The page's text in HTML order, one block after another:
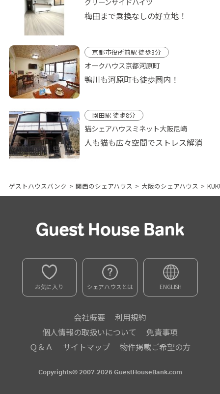
梅田まで乗換なしの好立地！
京都市役所前駅 徒歩3分
オークハウス京都河原町
鴨川も河原町も徒歩圏内！
園田駅 徒歩8分
猫シェアハウスミネット大阪尼崎
人も猫も広々空間でストレス解消
ゲストハウスバンク > 関西のシェアハウス > 大阪のシェアハウス >
お気に入り シェアハウスとは ENGLISH
会社概要
利用規約
個人情報の取扱いについて
免責事項
Ｑ＆Ａ
サイトマップ 物件掲載ご希望の方
Copyrights© 2007-2026 GuestHouseBank.com